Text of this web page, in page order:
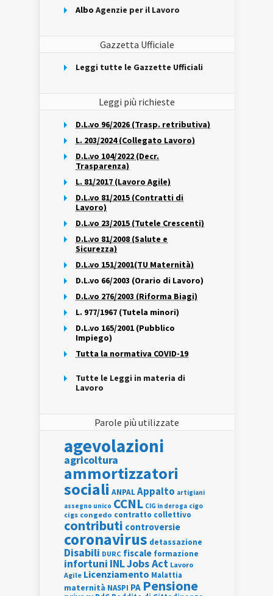
Albo Agenzie per il Lavoro
Gazzetta Ufficiale
Leggi tutte le Gazzette Ufficiali
Leggi più richieste
D.L.vo 96/2026 (Trasp. retributiva)
L. 203/2024 (Collegato Lavoro)
D.L.vo 104/2022 (Decr.
Trasparenza)
L. 81/2017 (Lavoro Agile)
D.L.vo 81/2015 (Contratti di
Lavoro)
D.L.vo 23/2015 (Tutele Crescenti)
D.L.vo 81/2008 (Salute e
Sicurezza)
D.L.vo 151/2001(TU Maternità)
D.L.vo 66/2003 (Orario di Lavoro)
D.L.vo 276/2003 (Riforma Biagi)
L. 977/1967 (Tutela minori)
D.L.vo 165/2001 (Pubblico
Impiego)
Tutta la normativa COVID-19
Tutte le Leggi in materia di
Lavoro
Parole più utilizzate
agevolazioni
agricoltura
ammortizzatori
sociali ANPALAppalto artigiani
assegno unico CCNL CIG in deroga cigo
cigs congedo contratto collettivo
contributi controversie
coronavirus detassazione
Disabili DURC fiscale formazione
infortuni INLJobs Act Lavoro
Agile Licenziamento Malattia
maternità NASPI PA Pensione